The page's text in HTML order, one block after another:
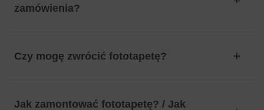
zamówienia?
Czy mogę zwrócić fototapetę?
Jak zamontować fototapetę? / Jak